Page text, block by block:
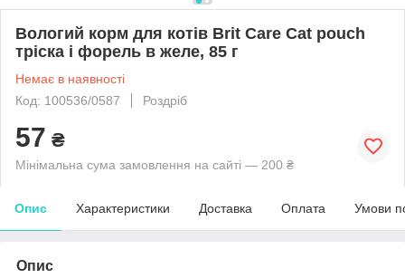
Вологий корм для котів Brit Care Cat pouch
тріска і форель в желе, 85 г
Немає в наявності
Код: 100536/0587
Роздріб
57 ₴
Мінімальна сума замовлення на сайті — 200 ₴
Опис Характеристики Доставка Оплата Умови
Опис